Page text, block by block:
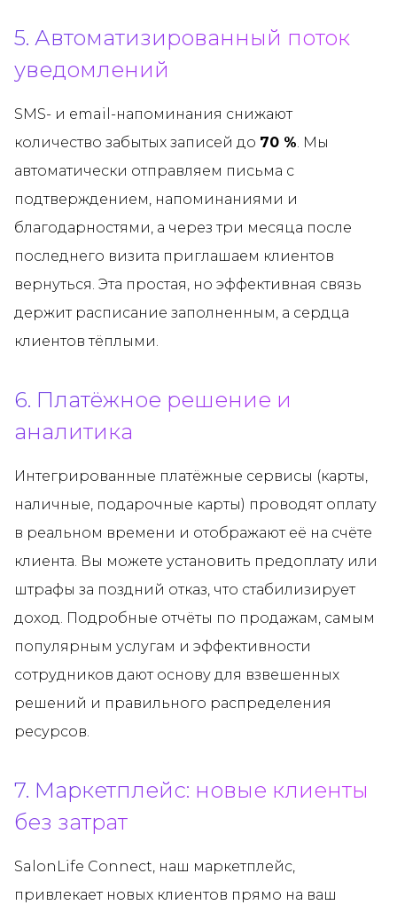
5. Автоматизированный поток
уведомлений
SMS- и email-напоминания снижают
количество забытых записей до 70 %. Мы
автоматически отправляем письма с
подтверждением, напоминаниями и
благодарностями, а через три месяца после
последнего визита приглашаем клиентов
вернуться. Эта простая, но эффективная связь
держит расписание заполненным, а сердца
клиентов тёплыми.
6. Платёжное решение и
аналитика
Интегрированные платёжные сервисы (карты,
наличные, подарочные карты) проводят оплату
в реальном времени и отображают её на счёте
клиента. Вы можете установить предоплату или
штрафы за поздний отказ, что стабилизирует
доход. Подробные отчёты по продажам, самым
популярным услугам и эффективности
сотрудников дают основу для взвешенных
решений и правильного распределения
ресурсов.
7. Маркетплейс: новые клиенты
без затрат
SalonLife Connect, наш маркетплейс,
привлекает новых клиентов прямо на ваш